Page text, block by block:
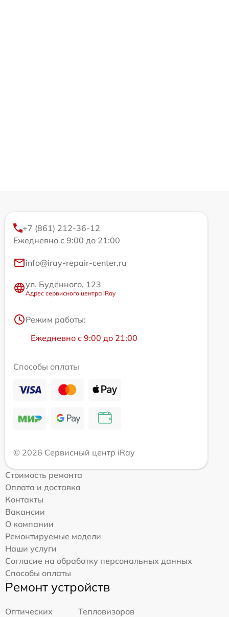
+7 (861) 212-36-12
Ежедневно с 9:00 до 21:00
info@iray-repair-center.ru
ул. Будённого, 123
Адрес сервисного центра iRay
Режим работы:
Ежедневно с 9:00 до 21:00
Способы оплаты
© 2026 Сервисный центр iRay
Стоимость ремонта
Оплата и доставка
Контакты
Вакансии
О компании
Ремонтируемые модели
Наши услуги
Согласие на обработку персональных данных
Способы оплаты
Ремонт устройств
Оптических
Тепловизоров